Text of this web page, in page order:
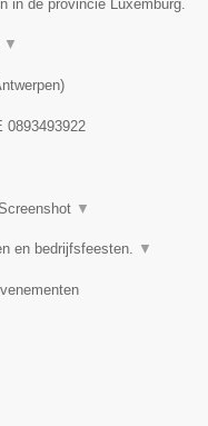
in de provincie Luxemburg.
▼
)
0893493922
▼
en bedrijfsfeesten. ▼